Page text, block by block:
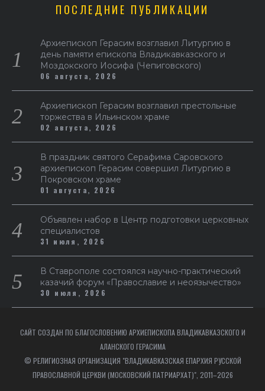
ПОСЛЕДНИЕ ПУБЛИКАЦИИ
Архиепископ Герасим возглавил Литургию в
день памяти епископа Владикавказского и
Моздокского Иосифа (Чепиговского)
06 августа, 2026
Архиепископ Герасим возглавил престольные
торжества в Ильинском храме
02 августа, 2026
В праздник святого Серафима Саровского
архиепископ Герасим совершил Литургию в
Покровском храме
01 августа, 2026
Объявлен набор в Центр подготовки церковных
специалистов
31 июля, 2026
В Ставрополе состоялся научно-практический
казачий форум «Православие и неоязычество»
30 июля, 2026
САЙТ СОЗДАН ПО БЛАГОСЛОВЕНИЮ АРХИЕПИСКОПА ВЛАДИКАВКАЗСКОГО И
АЛАНСКОГО ГЕРАСИМА
© РЕЛИГИОЗНАЯ ОРГАНИЗАЦИЯ "ВЛАДИКАВКАЗСКАЯ ЕПАРХИЯ РУССКОЙ
ПРАВОСЛАВНОЙ ЦЕРКВИ (МОСКОВСКИЙ ПАТРИАРХАТ)", 2011–2026